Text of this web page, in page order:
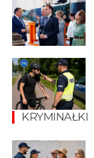
KRYMINAŁKI